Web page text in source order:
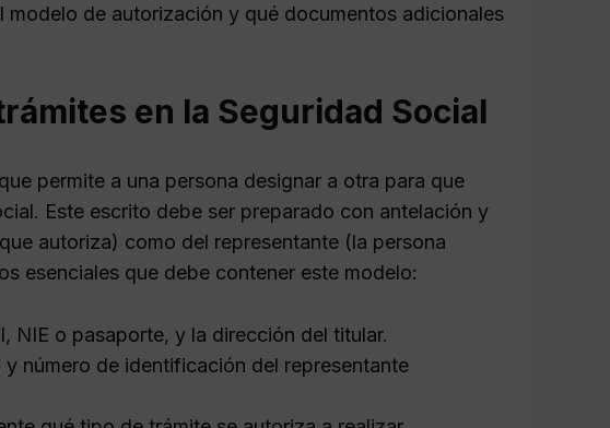
de autorización y qué documentos adicionales
en la Seguridad Social
permite a una persona designar a otra para que
Este escrito debe ser preparado con antelación y
autoriza) como del representante (la persona
esenciales que debe contener este modelo:
NIE o pasaporte, y la dirección del titular.
número de identificación del representante